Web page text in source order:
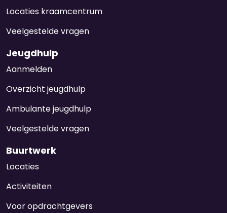
Locaties kraamcentrum
Veelgestelde vragen
Jeugdhulp
Aanmelden
Overzicht jeugdhulp
Ambulante jeugdhulp
Veelgestelde vragen
Buurtwerk
Locaties
Activiteiten
Voor opdrachtgevers